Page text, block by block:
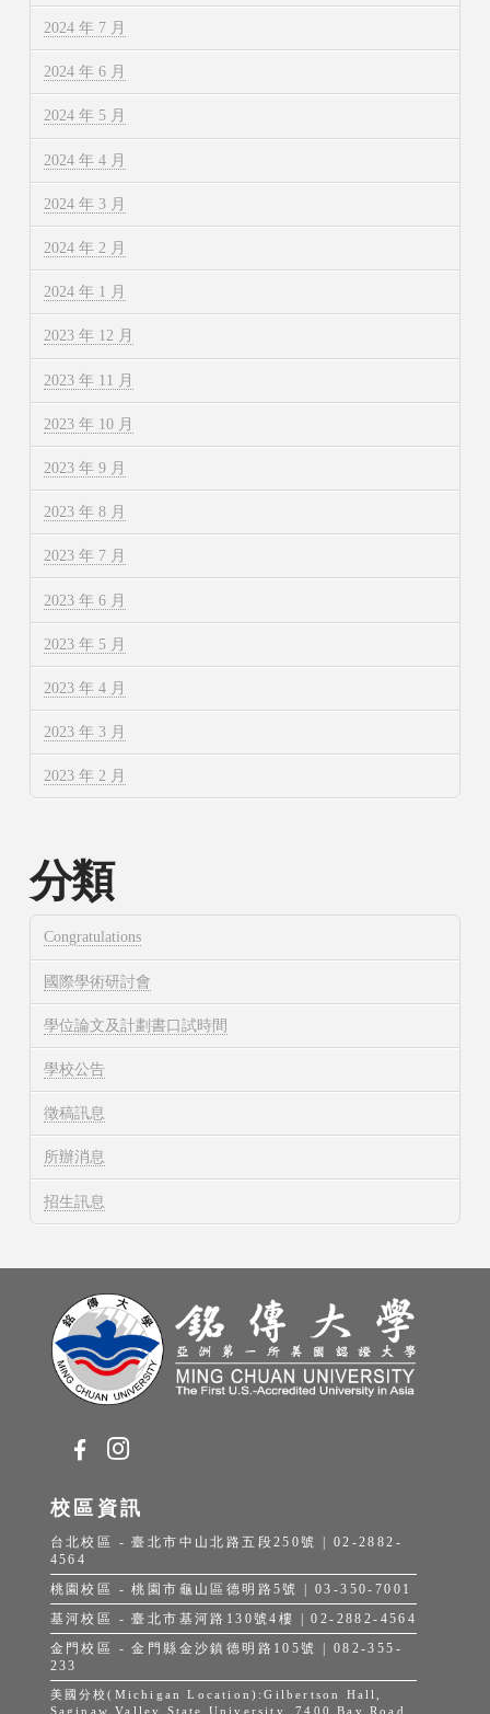
2024 年 7 月
2024 年 6 月
2024 年 5 月
2024 年 4 月
2024 年 3 月
2024 年 2 月
2024 年 1 月
2023 年 12 月
2023 年 11 月
2023 年 10 月
2023 年 9 月
2023 年 8 月
2023 年 7 月
2023 年 6 月
2023 年 5 月
2023 年 4 月
2023 年 3 月
2023 年 2 月
分類
Congratulations
國際學術研討會
學位論文及計劃書口試時間
學校公告
徵稿訊息
所辦消息
招生訊息
校區資訊
台北校區 - 臺北市中山北路五段250號 | 02-2882-
4564
桃園校區 - 桃園市龜山區德明路5號 | 03-350-7001
基河校區 - 臺北市基河路130號4樓 | 02-2882-4564
金門校區 - 金門縣金沙鎮德明路105號 | 082-355-
233
美國分校(Michigan Location):Gilbertson Hall,
Saginaw Valley State University, 7400 Bay Road,